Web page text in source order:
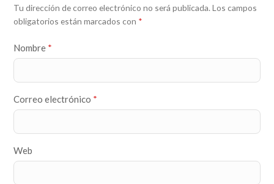
Tu dirección de correo electrónico no será publicada. Los campos
obligatorios están marcados con *
Nombre *
Correo electrónico *
Web